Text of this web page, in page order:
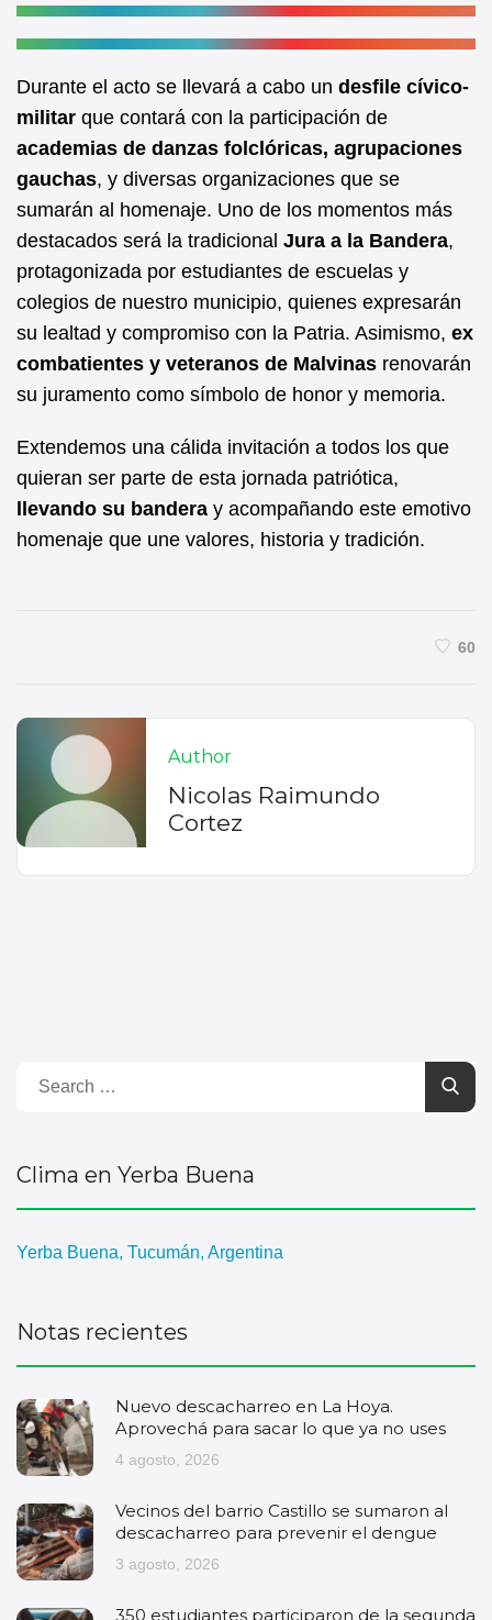
Durante el acto se llevará a cabo un desfile cívico-
militar que contará con la participación de
academias de danzas folclóricas, agrupaciones
gauchas, y diversas organizaciones que se
sumarán al homenaje. Uno de los momentos más
destacados será la tradicional Jura a la Bandera,
protagonizada por estudiantes de escuelas y
colegios de nuestro municipio, quienes expresarán
su lealtad y compromiso con la Patria. Asimismo, ex
combatientes y veteranos de Malvinas renovarán
su juramento como símbolo de honor y memoria.
Extendemos una cálida invitación a todos los que
quieran ser parte de esta jornada patriótica,
llevando su bandera y acompañando este emotivo
homenaje que une valores, historia y tradición.
60
Author
Nicolas Raimundo
Cortez
Clima en Yerba Buena
Yerba Buena, Tucumán, Argentina
Notas recientes
Nuevo descacharreo en La Hoya.
Aprovechá para sacar lo que ya no uses
4 agosto, 2026
Vecinos del barrio Castillo se sumaron al
descacharreo para prevenir el dengue
3 agosto, 2026
350 estudiantes participaron de la segunda